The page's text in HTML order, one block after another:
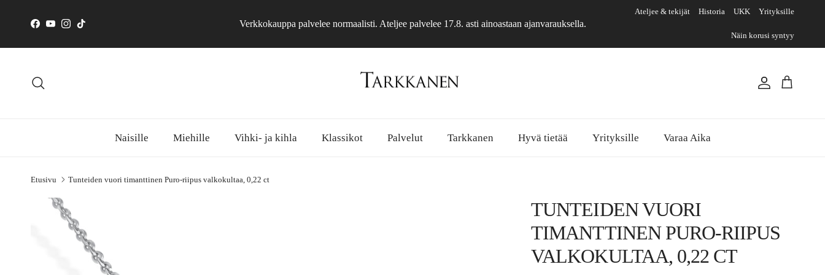
Facebook
YouTube
Instagram
TikTok Verkkokauppa palvelee normaalisti. Ateljee palvelee 17.8. asti ainoastaan ajanvarauksella.
Ateljee & tekijät Historia UKK Yrityksille
Näin korusi syntyy
Tili Ostoskori
Naisille Miehille Vihki- ja kihla Klassikot Palvelut Tarkkanen Hyvä tietää Yrityksille Varaa Aika
Etusivu Tunteiden vuori timanttinen Puro-riipus valkokultaa, 0,22 ct
Siirry tuotetietoihin
TUNTEIDEN VUORI
TIMANTTINEN PURO-RIIPUS
VALKOKULTAA, 0,22 CT